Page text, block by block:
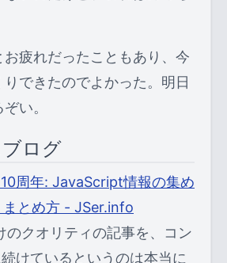
疲れだったこともあり、今
りできたのでよかった。明日
い。
ログ
周年: JavaScript情報の集め
まとめ方 - JSer.info
のクオリティの記事を、コン
けているというのは本当に